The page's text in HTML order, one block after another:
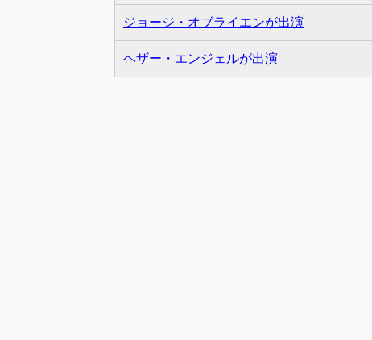
ジョージ・オブライエンが出演
ヘザー・エンジェルが出演